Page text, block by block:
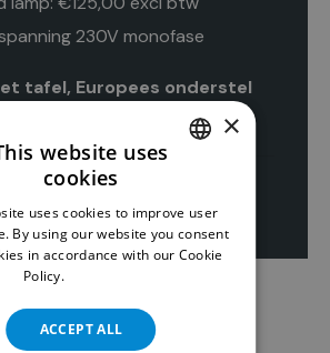
230V monofase
tafel, Europees onderstel
aan
PDF
ENGLISH
×
website uses
cookies
uses cookies to improve user
By using our website you consent
in accordance with our Cookie
Policy.
ACCEPT ALL